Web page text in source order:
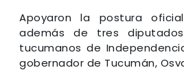
Apoyaron la postura
además de tres
tucumanos de
gobernador de Tucumán,